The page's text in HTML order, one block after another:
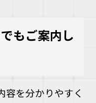
もご案内し
容を分かりやすく